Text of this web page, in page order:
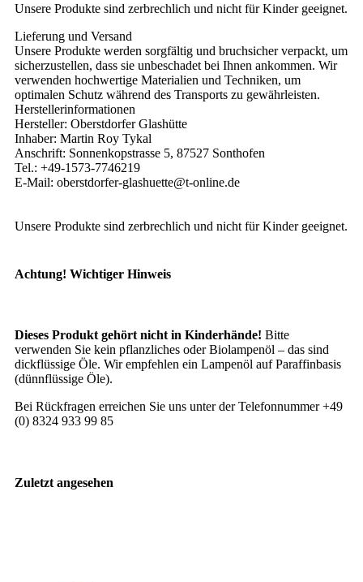
Unsere Produkte sind zerbrechlich und nicht für Kinder geeignet.
Lieferung und Versand
Unsere Produkte werden sorgfältig und bruchsicher verpackt, um
sicherzustellen, dass sie unbeschadet bei Ihnen ankommen. Wir
verwenden hochwertige Materialien und Techniken, um
optimalen Schutz während des Transports zu gewährleisten.
Herstellerinformationen
Hersteller: Oberstdorfer Glashütte
Inhaber: Martin Roy Tykal
Anschrift: Sonnenkopstrasse 5, 87527 Sonthofen
Tel.: +49-1573-7746219
E-Mail: oberstdorfer-glashuette@t-online.de
Unsere Produkte sind zerbrechlich und nicht für Kinder geeignet.
Achtung! Wichtiger Hinweis
Dieses Produkt gehört nicht in Kinderhände! Bitte
verwenden Sie kein pflanzliches oder Biolampenöl – das sind
dickflüssige Öle. Wir empfehlen ein Lampenöl auf Paraffinbasis
(dünnflüssige Öle).
Bei Rückfragen erreichen Sie uns unter der Telefonnummer +49
(0) 8324 933 99 85
Zuletzt angesehen